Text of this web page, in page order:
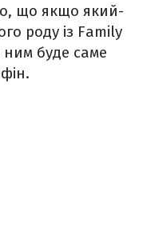
що якщо який-
роду із Family
буде саме